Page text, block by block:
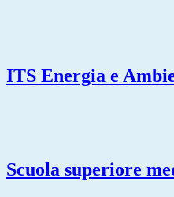
ITS Energia e
Scuola superiore